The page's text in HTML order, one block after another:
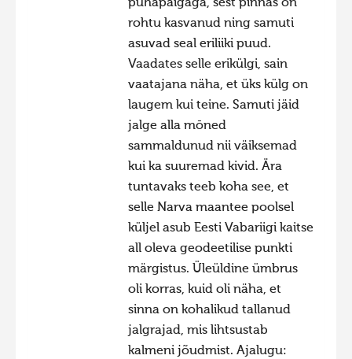
pühapaigaga, sest pinnas on
rohtu kasvanud ning samuti
asuvad seal eriliiki puud.
Vaadates selle erikülgi, sain
vaatajana näha, et üks külg on
laugem kui teine. Samuti jäid
jalge alla mōned
sammaldunud nii väiksemad
kui ka suuremad kivid. Ära
tuntavaks teeb koha see, et
selle Narva maantee poolsel
küljel asub Eesti Vabariigi kaitse
all oleva geodeetilise punkti
märgistus. Üleüldine ümbrus
oli korras, kuid oli näha, et
sinna on kohalikud tallanud
jalgrajad, mis lihtsustab
kalmeni jõudmist. Ajalugu: